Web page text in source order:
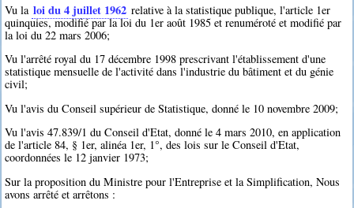
Vu la loi du 4 juillet 1962 relative à la statistique publique, l'article 1er
quinquies, modifié par la loi du 1er août 1985 et renuméroté et modifié par
la loi du 22 mars 2006;
Vu l'arrêté royal du 17 décembre 1998 prescrivant l'établissement d'une
statistique mensuelle de l'activité dans l'industrie du bâtiment et du génie
civil;
Vu l'avis du Conseil supérieur de Statistique, donné le 10 novembre 2009;
Vu l'avis 47.839/1 du Conseil d'Etat, donné le 4 mars 2010, en application
de l'article 84, § 1er, alinéa 1er, 1°, des lois sur le Conseil d'Etat,
coordonnées le 12 janvier 1973;
Sur la proposition du Ministre pour l'Entreprise et la Simplification, Nous
avons arrêté et arrêtons :